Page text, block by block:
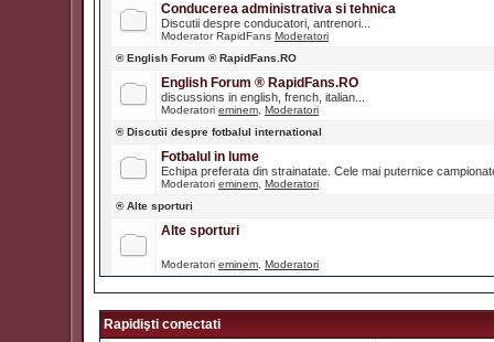
Conducerea administrativa si tehnica
Discutii despre conducatori, antrenori...
Moderator RapidFans Moderatori
® English Forum ® RapidFans.RO
English Forum ® RapidFans.RO
discussions in english, french, italian...
Moderatori eminem Moderatori
® Discutii despre fotbalul international
Fotbalul in lume
Echipa preferata din strainatate. Cele mai puternice
Moderatori eminem Moderatori
® Alte sporturi
Alte sporturi
Moderatori eminem Moderatori
Rapidişti conectati